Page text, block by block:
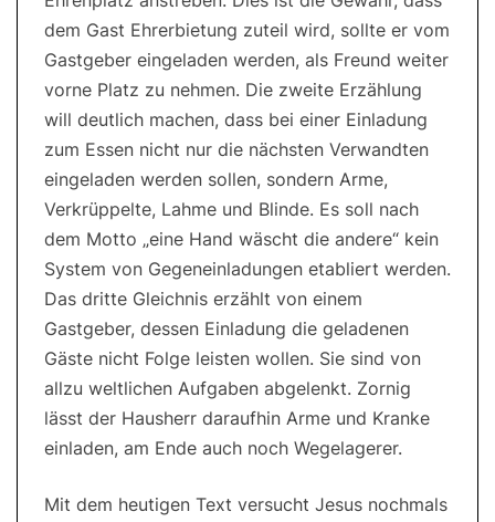
dem Gast Ehrerbietung zuteil wird, sollte er vom
Gastgeber eingeladen werden, als Freund weiter
vorne Platz zu nehmen. Die zweite Erzählung
will deutlich machen, dass bei einer Einladung
zum Essen nicht nur die nächsten Verwandten
eingeladen werden sollen, sondern Arme,
Verkrüppelte, Lahme und Blinde. Es soll nach
dem Motto „eine Hand wäscht die andere“ kein
System von Gegeneinladungen etabliert werden.
Das dritte Gleichnis erzählt von einem
Gastgeber, dessen Einladung die geladenen
Gäste nicht Folge leisten wollen. Sie sind von
allzu weltlichen Aufgaben abgelenkt. Zornig
lässt der Hausherr daraufhin Arme und Kranke
einladen, am Ende auch noch Wegelagerer.
Mit dem heutigen Text versucht Jesus nochmals